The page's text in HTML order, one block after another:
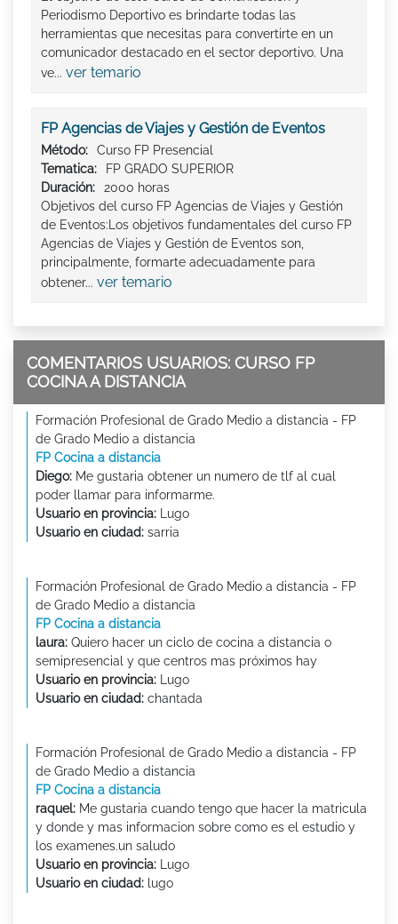
Periodismo Deportivo es brindarte todas las
herramientas que necesitas para convertirte en un
comunicador destacado en el sector deportivo. Una
ve... ver temario
FP Agencias de Viajes y Gestión de Eventos
Método:
Curso FP Presencial
Tematica:
FP GRADO SUPERIOR
Duración:
2000 horas
Objetivos del curso FP Agencias de Viajes y Gestión
de Eventos:Los objetivos fundamentales del curso FP
Agencias de Viajes y Gestión de Eventos son,
principalmente, formarte adecuadamente para
obtener... ver temario
COMENTARIOS USUARIOS: CURSO FP
COCINA A DISTANCIA
Formación Profesional de Grado Medio a distancia - FP
de Grado Medio a distancia
FP Cocina a distancia
Diego: Me gustaria obtener un numero de tlf al cual
poder llamar para informarme.
Usuario en provincia: Lugo
Usuario en ciudad: sarria
Formación Profesional de Grado Medio a distancia - FP
de Grado Medio a distancia
FP Cocina a distancia
laura: Quiero hacer un ciclo de cocina a distancia o
semipresencial y que centros mas próximos hay
Usuario en provincia: Lugo
Usuario en ciudad: chantada
Formación Profesional de Grado Medio a distancia - FP
de Grado Medio a distancia
FP Cocina a distancia
raquel: Me gustaria cuando tengo que hacer la matricula
y donde y mas informacion sobre como es el estudio y
los examenes.un saludo
Usuario en provincia: Lugo
Usuario en ciudad: lugo